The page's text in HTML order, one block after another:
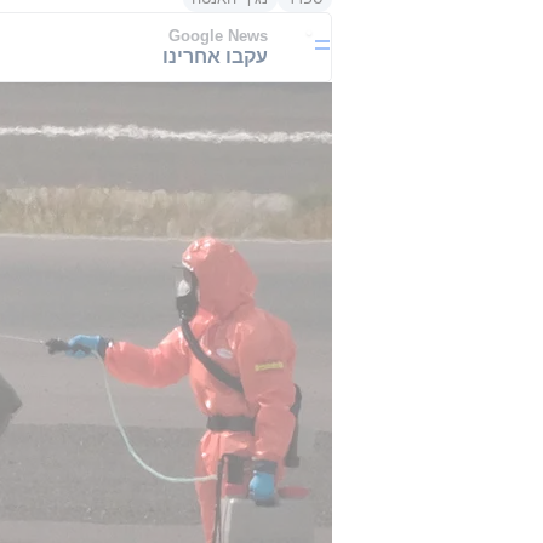
Google News
עקבו אחרינו